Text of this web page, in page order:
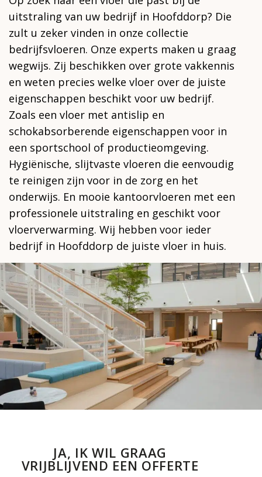
uitstraling van uw bedrijf in Hoofddorp? Die
zult u zeker vinden in onze collectie
bedrijfsvloeren. Onze experts maken u graag
wegwijs. Zij beschikken over grote vakkennis
en weten precies welke vloer over de juiste
eigenschappen beschikt voor uw bedrijf.
Zoals een vloer met antislip en
schokabsorberende eigenschappen voor in
een sportschool of productieomgeving.
Hygiënische, slijtvaste vloeren die eenvoudig
te reinigen zijn voor in de zorg en het
onderwijs. En mooie kantoorvloeren met een
professionele uitstraling en geschikt voor
vloerverwarming. Wij hebben voor ieder
bedrijf in Hoofddorp de juiste vloer in huis.
JA, IK WIL GRAAG
VRIJBLIJVEND EEN OFFERTE